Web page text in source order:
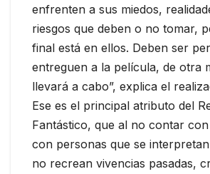
enfrenten a sus miedos,
riesgos que deben o no tomar,
final está en ellos. Deben ser
entreguen a la película, de otra
llevará a cabo”, explica el
Ese es el principal atributo del
Fantástico, que al no contar
con personas que se
no recrean vivencias pasadas,